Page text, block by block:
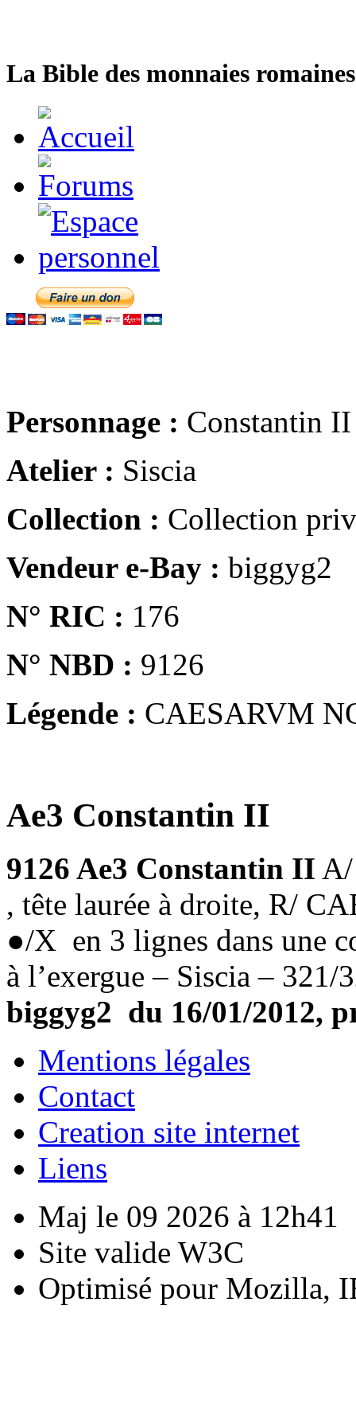
La Bible des monnaies
Personnage : Constantin II
Atelier : Siscia
Collection : Collection
Vendeur e-Bay : biggyg2
N° RIC : 176
N° NBD : 9126
Légende : CAESARVM
Ae3 Constantin II
9126 Ae3 Constantin II
, tête laurée à droite, R/
●/X en 3 lignes dans une
à l’exergue – Siscia –
biggyg2 du 16/01/2012,
Mentions légales
Contact
Creation site internet
Liens
Maj le 09 2026 à 12h41
Site valide W3C
Optimisé pour Mozilla,